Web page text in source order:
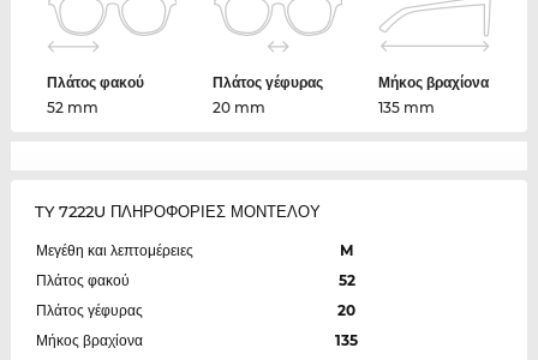
Πλάτος φακού
52 mm
Πλάτος γέφυρας
20 mm
Μήκος βραχίονα
135 mm
TY 7222U ΠΛΗΡΟΦΟΡΙΕΣ ΜΟΝΤΕΛΟΥ
Μεγέθη και λεπτομέρειες
M
Πλάτος φακού
52
Πλάτος γέφυρας
20
Μήκος βραχίονα
135